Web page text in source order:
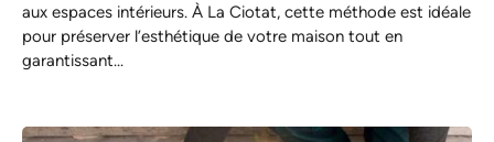
aux espaces intérieurs. À La Ciotat, cette méthode est idéale
pour préserver l’esthétique de votre maison tout en
garantissant